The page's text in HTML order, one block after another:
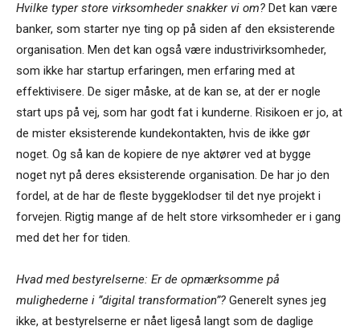
Hvilke typer store virksomheder snakker vi om? Det kan være
banker, som starter nye ting op på siden af den eksisterende
organisation. Men det kan også være industrivirksomheder,
som ikke har startup erfaringen, men erfaring med at
effektivisere. De siger måske, at de kan se, at der er nogle
start ups på vej, som har godt fat i kunderne. Risikoen er jo, at
de mister eksisterende kundekontakten, hvis de ikke gør
noget. Og så kan de kopiere de nye aktører ved at bygge
noget nyt på deres eksisterende organisation. De har jo den
fordel, at de har de fleste byggeklodser til det nye projekt i
forvejen. Rigtig mange af de helt store virksomheder er i gang
med det her for tiden.
Hvad med bestyrelserne: Er de opmærksomme på
mulighederne i ”digital transformation”? Generelt synes jeg
ikke, at bestyrelserne er nået ligeså langt som de daglige